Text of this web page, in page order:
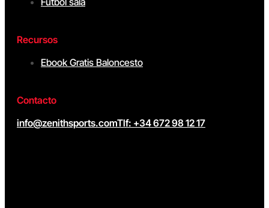
Recursos
Ebook Gratis Baloncesto
Contacto
info@zenithsports.comTlf: +34 672 98 12 17